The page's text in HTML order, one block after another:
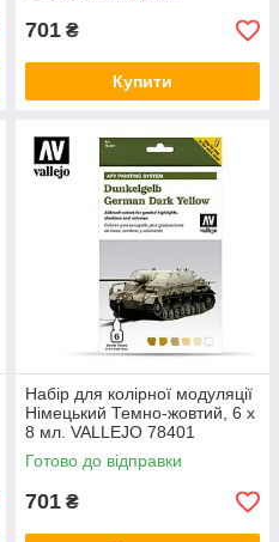
701 ₴
Купити
Набір для колірної модуляції
Німецький Темно-жовтий, 6 x
8 мл. VALLEJO 78401
Готово до відправки
701 ₴